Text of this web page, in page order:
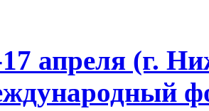
17 апреля (г.